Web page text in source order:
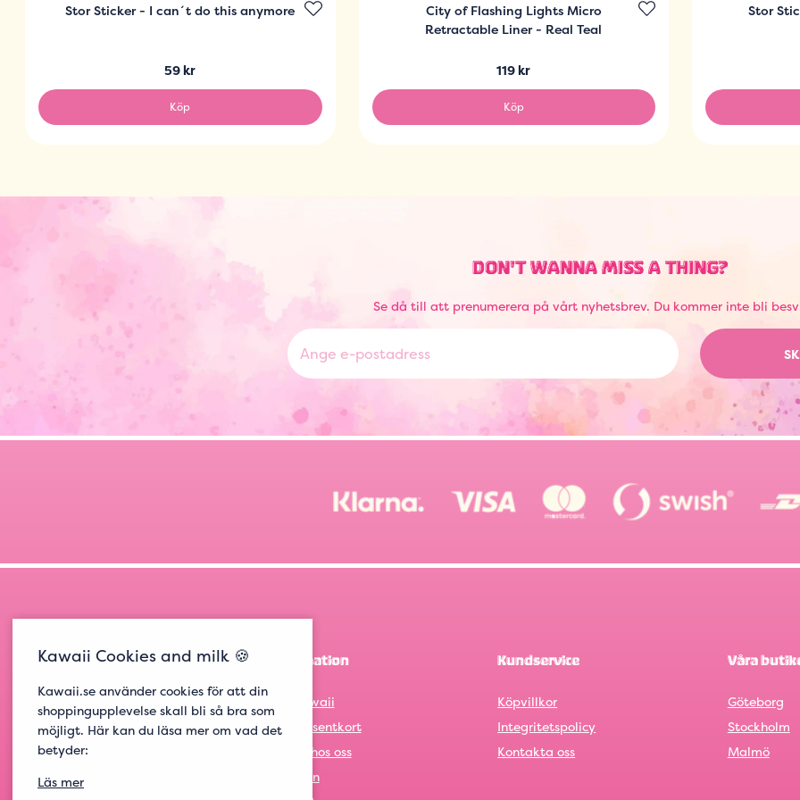
Stor Sticker - I can´t do this anymore
59 kr
Köp
City of Flashing Lights Micro
Retractable Liner - Real Teal
119 kr
Köp
Stor
DON'T WANNA MISS A THING?
Se då till att prenumerera på vårt nyhetsbrev. Du kommer inte bli
Information
Om Kawaii
Om presentkort
Jobba hos oss
Logga in
Kundservice
Köpvillkor
Integritetspolicy
Kontakta oss
Våra
Göteborg
Stockholm
Malmö
Kawaii Cookies and milk 🍪
Kawaii.se använder cookies för att din
shoppingupplevelse skall bli så bra som
möjligt. Här kan du läsa mer om vad det
betyder:
Läs mer